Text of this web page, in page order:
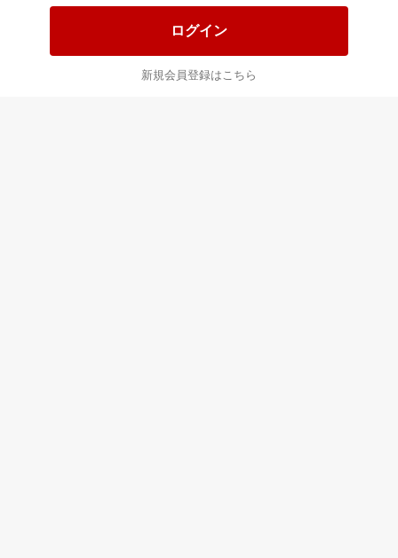
ログイン
新規会員登録はこちら